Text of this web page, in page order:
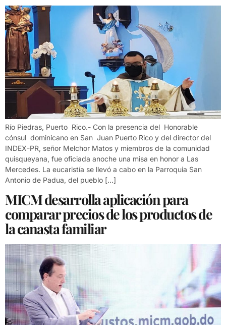
Río Piedras, Puerto Rico.- Con la presencia del Honorable
cónsul dominicano en San Juan Puerto Rico y del director del
INDEX-PR, señor Melchor Matos y miembros de la comunidad
quisqueyana, fue oficiada anoche una misa en honor a Las
Mercedes. La eucaristía se llevó a cabo en la Parroquia San
Antonio de Padua, del pueblo […]
MICM desarrolla aplicación para
comparar precios de los productos de
la canasta familiar